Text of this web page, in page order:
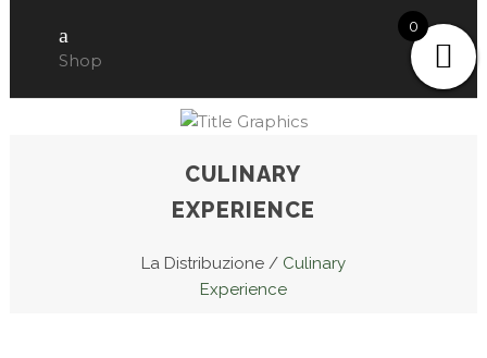
Shop
CULINARY
EXPERIENCE
La Distribuzione/ Culinary
Experience
0